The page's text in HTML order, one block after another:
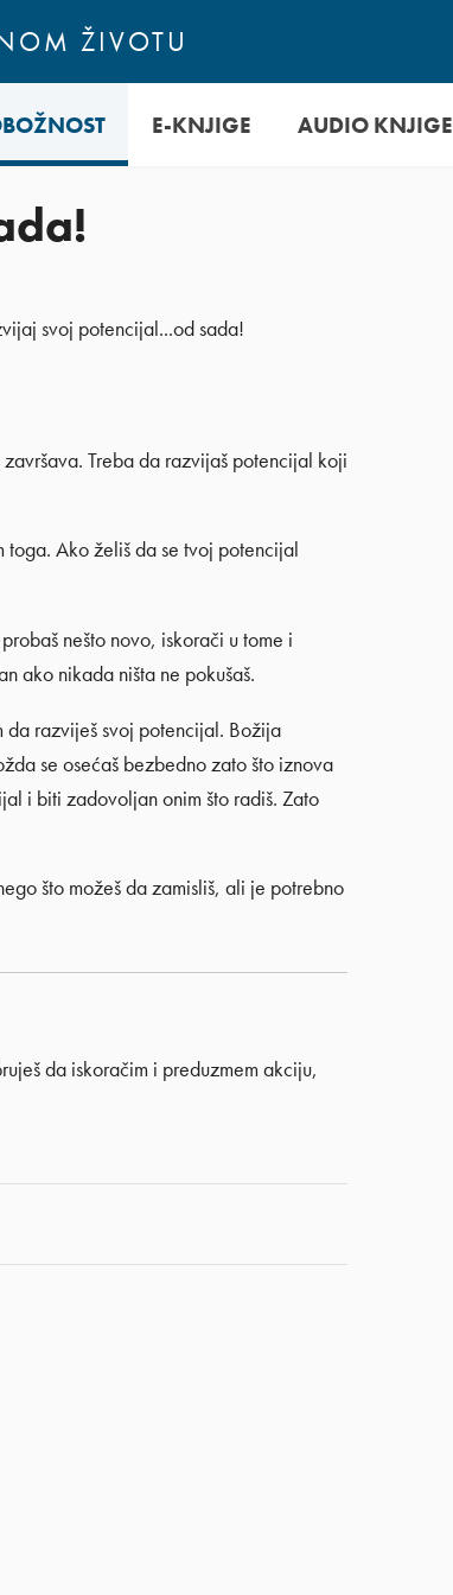
ŽIVOTU
E-KNJIGE AUDIO KNJIGE
Treba da razvijaš potencijal koji
toga. Ako želiš da se tvoj potencijal
nešto novo, iskorači u tome i
ako nikada ništa ne pokušaš.
da razviješ svoj potencijal. Božija
se osećaš bezbedno zato što iznova
i biti zadovoljan onim što radiš. Zato
što možeš da zamisliš, ali je potrebno
da iskoračim i preduzmem akciju,